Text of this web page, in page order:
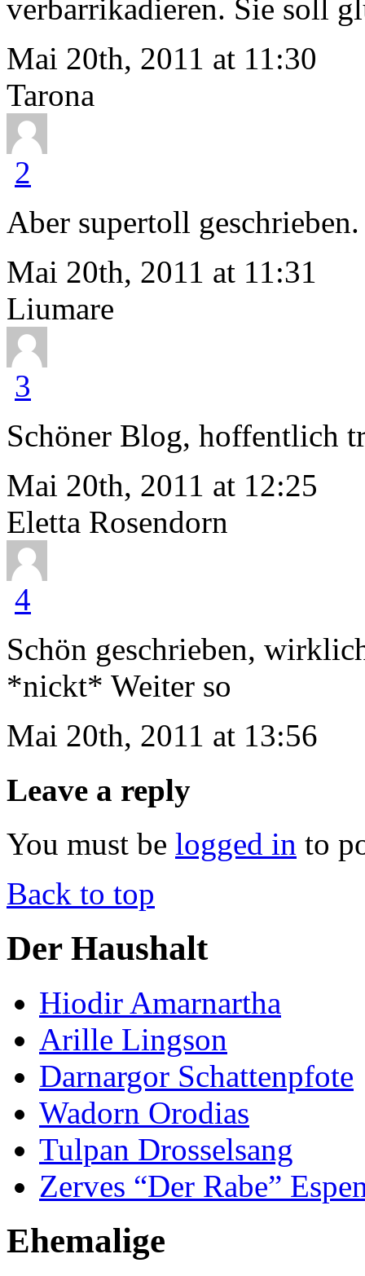
verbarrikadieren. Sie soll
Mai 20th, 2011 at 11:30
Tarona
2
Aber supertoll
Mai 20th, 2011 at 11:31
Liumare
3
Schöner Blog, hoffentlich
Mai 20th, 2011 at 12:25
Eletta Rosendorn
4
Schön geschrieben,
*nickt* Weiter so
Mai 20th, 2011 at 13:56
Leave a reply
You must be logged in to
Back to top
Der Haushalt
Hiodir Amarnartha
Arille Lingson
Darnargor Schattenpfote
Wadorn Orodias
Tulpan Drosselsang
Zerves “Der Rabe”
Ehemalige